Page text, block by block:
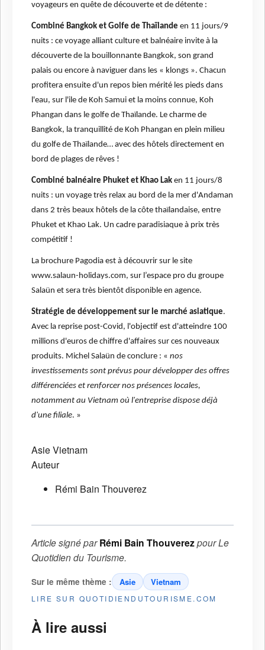
voyageurs en quête de découverte et de détente :
Combiné Bangkok et Golfe de Thaïlande en 11 jours/9
nuits : ce voyage alliant culture et balnéaire invite à la
découverte de la bouillonnante Bangkok, son grand
palais ou encore à naviguer dans les « klongs ». Chacun
profitera ensuite d'un repos bien mérité les pieds dans
l'eau, sur l'ile de Koh Samui et la moins connue, Koh
Phangan dans le golfe de Thaïlande. Le charme de
Bangkok, la tranquillité de Koh Phangan en plein milieu
du golfe de Thaïlande… avec des hôtels directement en
bord de plages de rêves !
Combiné balnéaire Phuket et Khao Lak en 11 jours/8
nuits : un voyage très relax au bord de la mer d'Andaman
dans 2 très beaux hôtels de la côte thaïlandaise, entre
Phuket et Khao Lak. Un cadre paradisiaque à prix très
compétitif !
La brochure Pagodia est à découvrir sur le site
www.salaun-holidays.com, sur l’espace pro du groupe
Salaün et sera très bientôt disponible en agence.
Stratégie de développement sur le marché asiatique.
Avec la reprise post-Covid, l'objectif est d'atteindre 100
millions d'euros de chiffre d'affaires sur ces nouveaux
produits. Michel Salaün de conclure : « nos
investissements sont prévus pour développer des offres
différenciées et renforcer nos présences locales,
notamment au Vietnam où l'entreprise dispose déjà
d'une filiale. »
AsieVietnam
Auteur
Rémi Bain Thouverez
Article signé parRémi Bain ThouverezpourLe
Quotidien du Tourisme.
Sur le même thème : Asie Vietnam
LIRE SUR QUOTIDIENDUTOURISME.COM
À lire aussi